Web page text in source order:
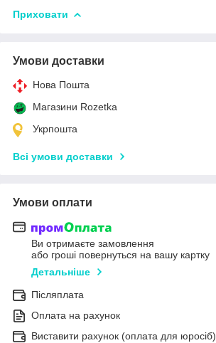
Приховати
Умови доставки
Нова Пошта
Магазини Rozetka
Укрпошта
Всі умови доставки
Умови оплати
Ви отримаєте замовлення
або гроші повернуться на вашу картку
Детальніше
Післяплата
Оплата на рахунок
Виставити рахунок (оплата для юросіб)